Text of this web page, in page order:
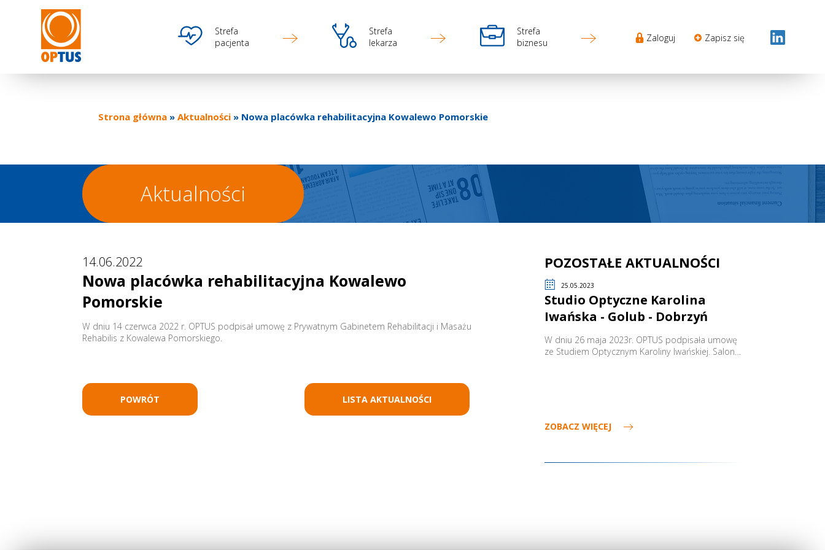
Przejdź
Optus
main
Strefa
pacjenta
Ikona
Strefa
lekarza
Ikona
Strefa
biznesu
Ikona
Login Zaloguj Zapisz się Sekcje
Strona główna Aktualności Nowa placówka rehabilitacyjna Kowalewo Pomorskie
Aktualności
14.06.2022
Nowa placówka rehabilitacyjna Kowalewo
Pomorskie
W dniu 14 czerwca 2022 r. OPTUS podpisał umowę z Prywatnym Gabinetem Rehabilitacji i Masażu
Rehabilis z Kowalewa Pomorskiego.
POWRÓT LISTA AKTUALNOŚCI
POZOSTAŁE AKTUALNOŚCI
25.05.2023
Studio Optyczne Karolina
Iwańska - Golub - Dobrzyń
W dniu 26 maja 2023r. OPTUS podpisała umowę
ze Studiem Optycznym Karoliny Iwańskiej. Salon…
ZOBACZ WIĘCEJ